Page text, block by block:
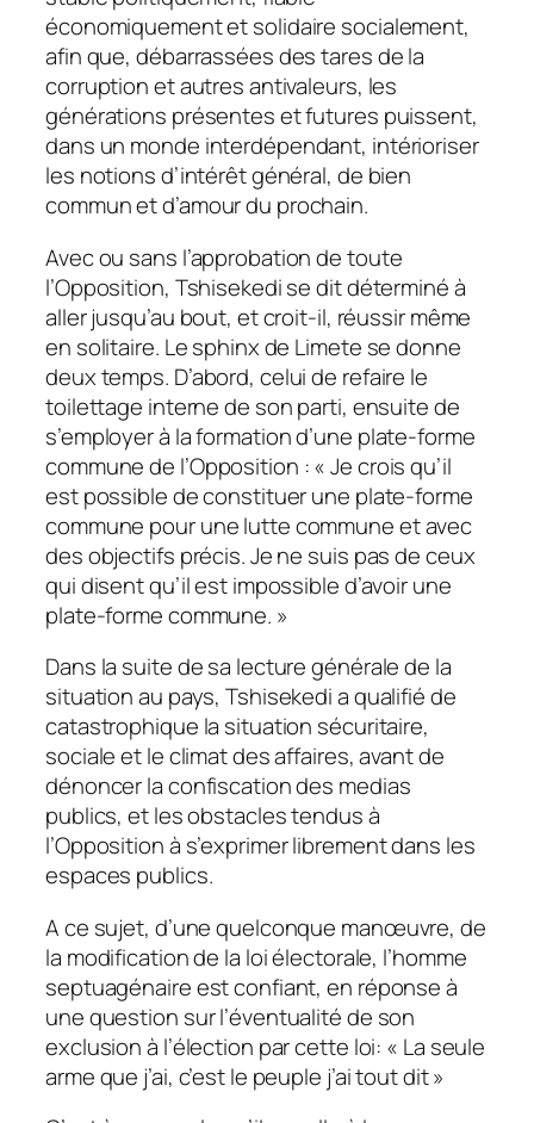
économiquement et solidaire socialement,
afin que, débarrassées des tares de la
corruption et autres antivaleurs, les
générations présentes et futures puissent,
dans un monde interdépendant, intérioriser
les notions d’intérêt général, de bien
commun et d’amour du prochain.
Avec ou sans l’approbation de toute
l’Opposition, Tshisekedi se dit déterminé à
aller jusqu’au bout, et croit-il, réussir même
en solitaire. Le sphinx de Limete se donne
deux temps. D’abord, celui de refaire le
toilettage interne de son parti, ensuite de
s’employer à la formation d’une plate-forme
commune de l’Opposition : « Je crois qu’il
est possible de constituer une plate-forme
commune pour une lutte commune et avec
des objectifs précis. Je ne suis pas de ceux
qui disent qu’il est impossible d’avoir une
plate-forme commune. »
Dans la suite de sa lecture générale de la
situation au pays, Tshisekedi a qualifié de
catastrophique la situation sécuritaire,
sociale et le climat des affaires, avant de
dénoncer la confiscation des medias
publics, et les obstacles tendus à
l’Opposition à s’exprimer librement dans les
espaces publics.
A ce sujet, d’une quelconque manœuvre, de
la modification de la loi électorale, l’homme
septuagénaire est confiant, en réponse à
une question sur l’éventualité de son
exclusion à l’élection par cette loi: « La seule
arme que j’ai, c’est le peuple j’ai tout dit »